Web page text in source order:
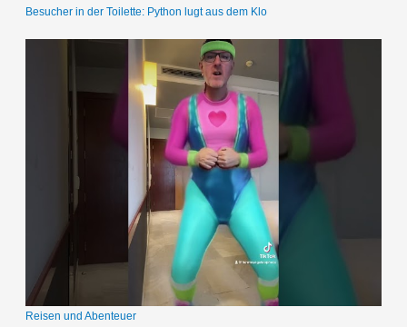
Besucher in der Toilette: Python lugt aus dem Klo
Reisen und Abenteuer